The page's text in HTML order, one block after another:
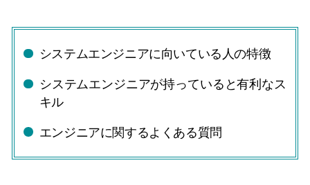
システムエンジニアに向いている人の特徴
システムエンジニアが持っていると有利なス
キル
エンジニアに関するよくある質問